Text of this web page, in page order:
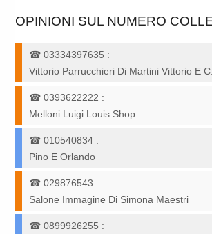
OPINIONI SUL NUMERO
☎03334397635 :
Vittorio Parrucchieri Di Martini Vittorio E
☎0393622222 :
Melloni Luigi Louis Shop
☎010540834 :
Pino E Orlando
☎029876543 :
Salone Immagine Di Simona Maestri
☎0899926255 :